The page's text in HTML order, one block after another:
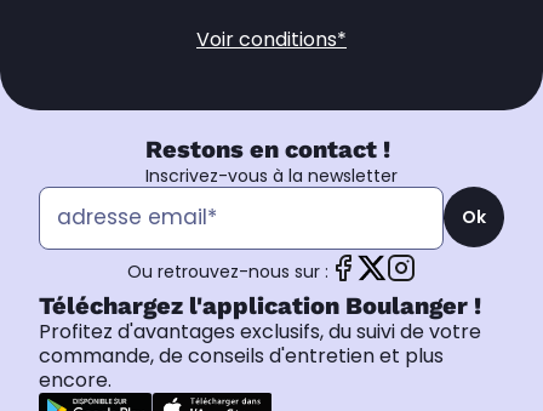
Voir conditions*
Restons en contact !
Inscrivez-vous à la newsletter
Ok
Ou retrouvez-nous sur :
Téléchargez l'application Boulanger !
Profitez d'avantages exclusifs, du suivi de votre
commande, de conseils d'entretien et plus
encore.